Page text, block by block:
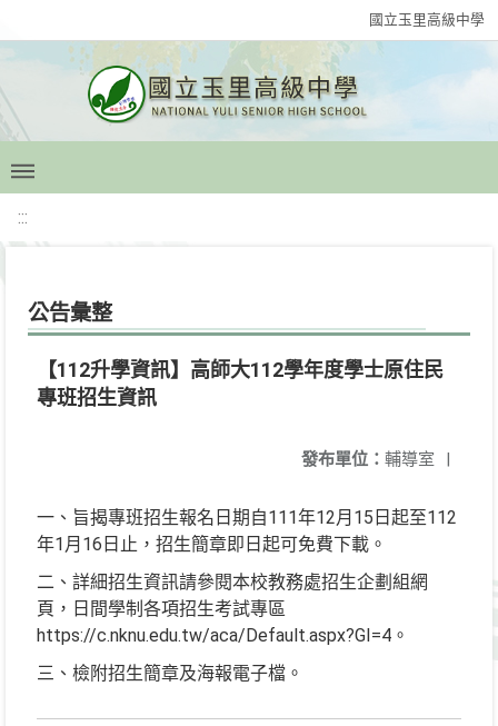
國立玉里高級中學
:::
公告彙整
【112升學資訊】高師大112學年度學士原住民
專班招生資訊
發布單位： 輔導室 |
一、旨揭專班招生報名日期自111年12月15日起至112
年1月16日止，招生簡章即日起可免費下載。
二、詳細招生資訊請參閱本校教務處招生企劃組網
頁，日間學制各項招生考試專區
https://c.nknu.edu.tw/aca/Default.aspx?GI=4。
三、檢附招生簡章及海報電子檔。